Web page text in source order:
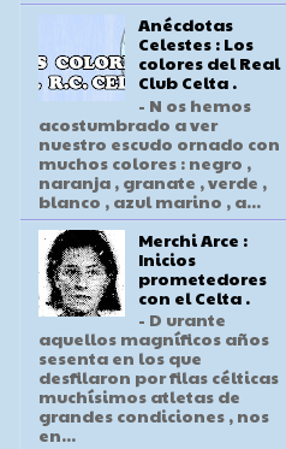
Anécdotas
Celestes : Los
colores del Real
Club Celta .
- N os hemos
acostumbrado a ver
nuestro escudo ornado con
muchos colores : negro ,
naranja , granate , verde ,
blanco , azul marino , a...
Merchi Arce :
Inicios
prometedores
con el Celta .
- D urante
aquellos magníficos años
sesenta en los que
desfilaron por filas célticas
muchísimos atletas de
grandes condiciones , nos
en...